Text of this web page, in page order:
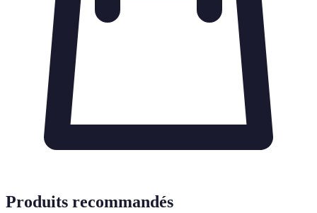
Produits recommandés